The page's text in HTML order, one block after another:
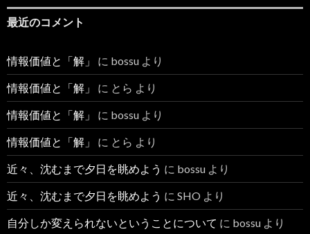
最近のコメント
情報価値と「解」 に bossu より
情報価値と「解」 に とら より
情報価値と「解」 に bossu より
情報価値と「解」 に とら より
近々、沈むまで夕日を眺めよう に bossu より
近々、沈むまで夕日を眺めよう に SHO より
自分しか変えられないということについて に bossu より